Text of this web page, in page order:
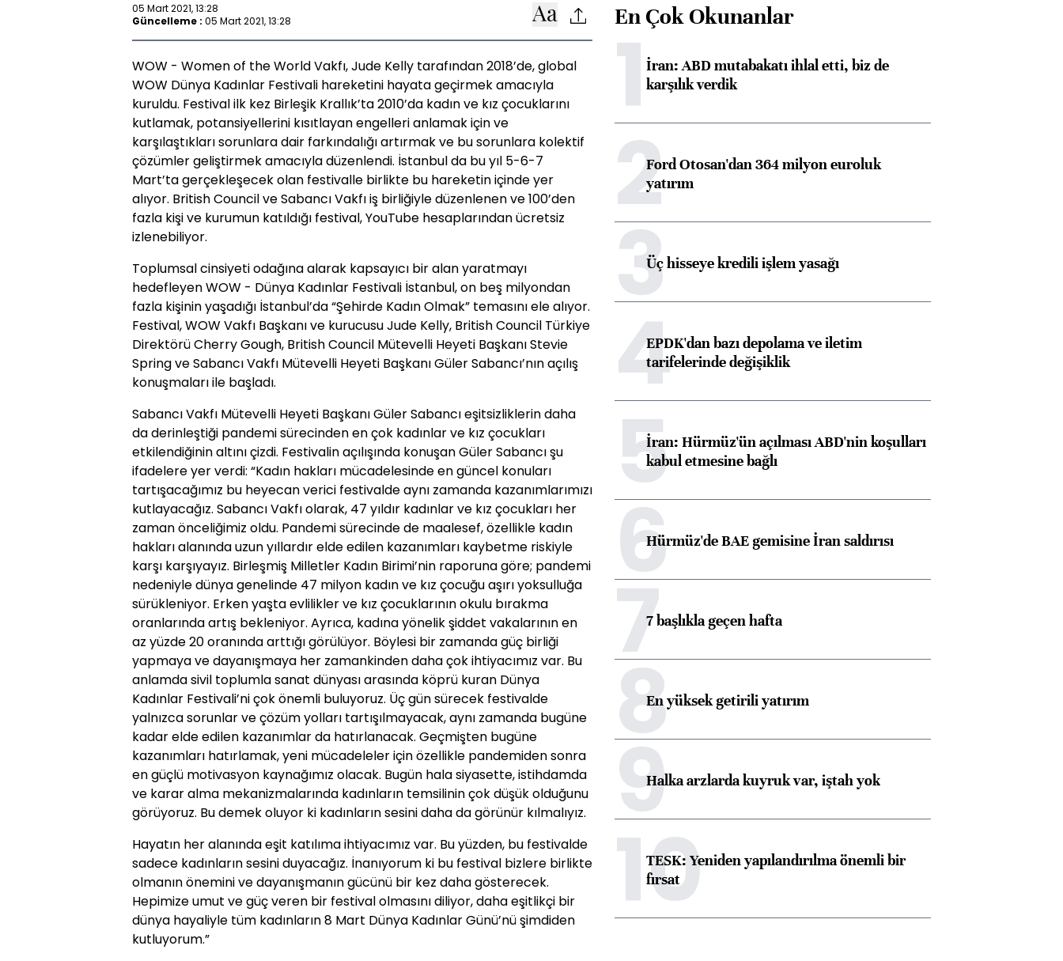
05 Mart 2021, 13:28
Güncelleme : 05 Mart 2021, 13:28
WOW - Women of the World Vakfı, Jude Kelly tarafından 2018’de, global
WOW Dünya Kadınlar Festivali hareketini hayata geçirmek amacıyla
kuruldu. Festival ilk kez Birleşik Krallık’ta 2010’da kadın ve kız çocuklarını
kutlamak, potansiyellerini kısıtlayan engelleri anlamak için ve
karşılaştıkları sorunlara dair farkındalığı artırmak ve bu sorunlara kolektif
çözümler geliştirmek amacıyla düzenlendi. İstanbul da bu yıl 5-6-7
Mart’ta gerçekleşecek olan festivalle birlikte bu hareketin içinde yer
alıyor. British Council ve Sabancı Vakfı iş birliğiyle düzenlenen ve 100’den
fazla kişi ve kurumun katıldığı festival, YouTube hesaplarından ücretsiz
izlenebiliyor.
Toplumsal cinsiyeti odağına alarak kapsayıcı bir alan yaratmayı
hedefleyen WOW - Dünya Kadınlar Festivali İstanbul, on beş milyondan
fazla kişinin yaşadığı İstanbul’da “Şehirde Kadın Olmak” temasını ele alıyor.
Festival, WOW Vakfı Başkanı ve kurucusu Jude Kelly, British Council Türkiye
Direktörü Cherry Gough, British Council Mütevelli Heyeti Başkanı Stevie
Spring ve Sabancı Vakfı Mütevelli Heyeti Başkanı Güler Sabancı’nın açılış
konuşmaları ile başladı.
Sabancı Vakfı Mütevelli Heyeti Başkanı Güler Sabancı eşitsizliklerin daha
da derinleştiği pandemi sürecinden en çok kadınlar ve kız çocukları
etkilendiğinin altını çizdi. Festivalin açılışında konuşan Güler Sabancı şu
ifadelere yer verdi: “Kadın hakları mücadelesinde en güncel konuları
tartışacağımız bu heyecan verici festivalde aynı zamanda kazanımlarımızı
kutlayacağız. Sabancı Vakfı olarak, 47 yıldır kadınlar ve kız çocukları her
zaman önceliğimiz oldu. Pandemi sürecinde de maalesef, özellikle kadın
hakları alanında uzun yıllardır elde edilen kazanımları kaybetme riskiyle
karşı karşıyayız. Birleşmiş Milletler Kadın Birimi’nin raporuna göre; pandemi
nedeniyle dünya genelinde 47 milyon kadın ve kız çocuğu aşırı yoksulluğa
sürükleniyor. Erken yaşta evlilikler ve kız çocuklarının okulu bırakma
oranlarında artış bekleniyor. Ayrıca, kadına yönelik şiddet vakalarının en
az yüzde 20 oranında arttığı görülüyor. Böylesi bir zamanda güç birliği
yapmaya ve dayanışmaya her zamankinden daha çok ihtiyacımız var. Bu
anlamda sivil toplumla sanat dünyası arasında köprü kuran Dünya
Kadınlar Festivali’ni çok önemli buluyoruz. Üç gün sürecek festivalde
yalnızca sorunlar ve çözüm yolları tartışılmayacak, aynı zamanda bugüne
kadar elde edilen kazanımlar da hatırlanacak. Geçmişten bugüne
kazanımları hatırlamak, yeni mücadeleler için özellikle pandemiden sonra
en güçlü motivasyon kaynağımız olacak. Bugün hala siyasette, istihdamda
ve karar alma mekanizmalarında kadınların temsilinin çok düşük olduğunu
görüyoruz. Bu demek oluyor ki kadınların sesini daha da görünür kılmalıyız.
Hayatın her alanında eşit katılıma ihtiyacımız var. Bu yüzden, bu festivalde
sadece kadınların sesini duyacağız. İnanıyorum ki bu festival bizlere birlikte
olmanın önemini ve dayanışmanın gücünü bir kez daha gösterecek.
Hepimize umut ve güç veren bir festival olmasını diliyor, daha eşitlikçi bir
dünya hayaliyle tüm kadınların 8 Mart Dünya Kadınlar Günü’nü şimdiden
kutluyorum.”
En Çok Okunanlar
1İran: ABD mutabakatı ihlal etti, biz de
karşılık verdik
2Ford Otosan'dan 364 milyon euroluk
yatırım
3Üç hisseye kredili işlem yasağı
4EPDK'dan bazı depolama ve iletim
tarifelerinde değişiklik
5İran: Hürmüz'ün açılması ABD'nin koşulları
kabul etmesine bağlı
6Hürmüz'de BAE gemisine İran saldırısı
77 başlıkla geçen hafta
8En yüksek getirili yatırım
9Halka arzlarda kuyruk var, iştah yok
10
TESK: Yeniden yapılandırılma önemli bir
fırsat